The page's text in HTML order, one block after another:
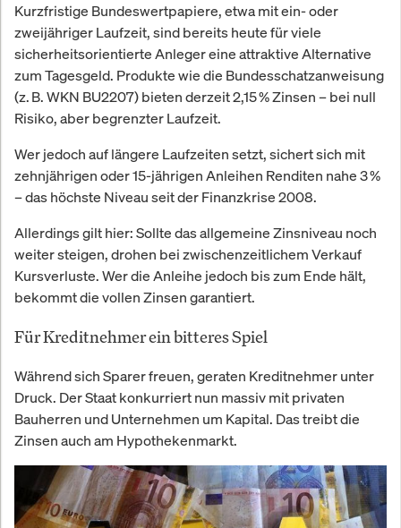
Kurzfristige Bundeswertpapiere, etwa mit ein- oder
zweijähriger Laufzeit, sind bereits heute für viele
sicherheitsorientierte Anleger eine attraktive Alternative
zum Tagesgeld. Produkte wie die Bundesschatzanweisung
(z. B. WKN BU2207) bieten derzeit 2,15 % Zinsen – bei null
Risiko, aber begrenzter Laufzeit.
Wer jedoch auf längere Laufzeiten setzt, sichert sich mit
zehnjährigen oder 15-jährigen Anleihen Renditen nahe 3 %
– das höchste Niveau seit der Finanzkrise 2008.
Allerdings gilt hier: Sollte das allgemeine Zinsniveau noch
weiter steigen, drohen bei zwischenzeitlichem Verkauf
Kursverluste. Wer die Anleihe jedoch bis zum Ende hält,
bekommt die vollen Zinsen garantiert.
Für Kreditnehmer ein bitteres Spiel
Während sich Sparer freuen, geraten Kreditnehmer unter
Druck. Der Staat konkurriert nun massiv mit privaten
Bauherren und Unternehmen um Kapital. Das treibt die
Zinsen auch am Hypothekenmarkt.